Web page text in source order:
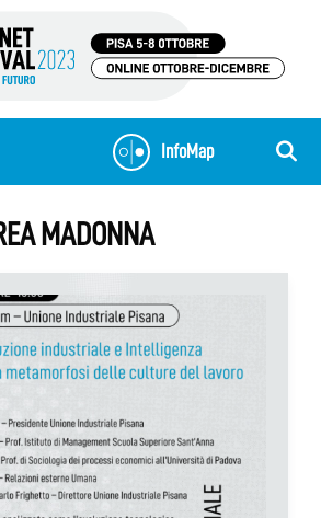
InfoMap
MADONNA